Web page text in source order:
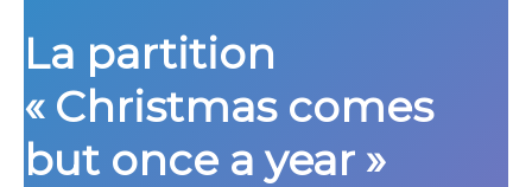
La partition
« Christmas comes
but once a year »